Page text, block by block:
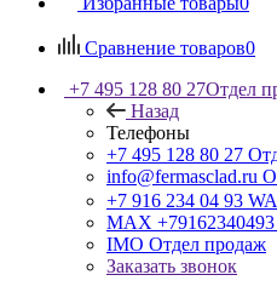
Сравнение товаров0
+7 495 128 80 27Отдел
Назад
Телефоны
+7 495 128 80 27
info@fermasclad.ru
+7 916 234 04 93
MAX +79162340493
IMO Отдел продаж
Заказать звонок